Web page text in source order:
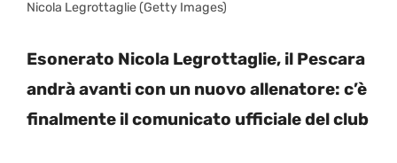
Nicola Legrottaglie (Getty Images)
Esonerato Nicola Legrottaglie, il Pescara
andrà avanti con un nuovo allenatore: c’è
finalmente il comunicato ufficiale del club